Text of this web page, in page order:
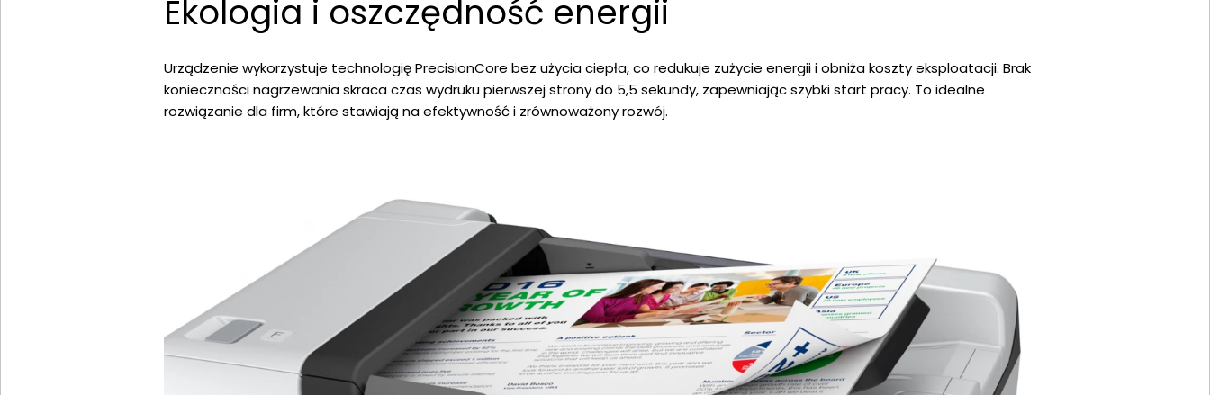
Ekologia i oszczędność energii
Urządzenie wykorzystuje technologię PrecisionCore bez użycia ciepła, co redukuje zużycie energii i obniża koszty eksploatacji. Brak
konieczności nagrzewania skraca czas wydruku pierwszej strony do 5,5 sekundy, zapewniając szybki start pracy. To idealne
rozwiązanie dla firm, które stawiają na efektywność i zrównoważony rozwój.